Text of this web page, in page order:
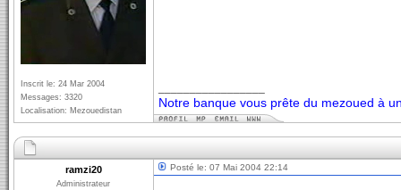
Inscrit le: 24 Mar 2004
Messages: 3320
Localisation: Mezouedistan
Notre banque vous prête du mezoued à
ramzi20
Administrateur
Posté le: 07 Mai 2004 22:14